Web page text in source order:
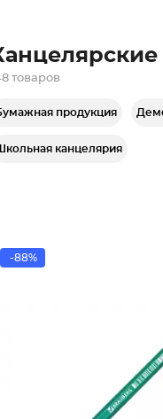
товаров
продукция
Школьная канцелярия
-88%